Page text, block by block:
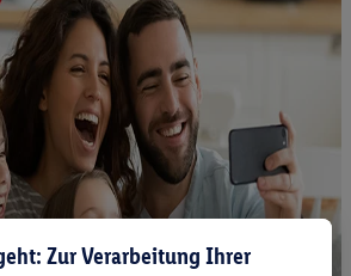
Zur Verarbeitung Ihrer